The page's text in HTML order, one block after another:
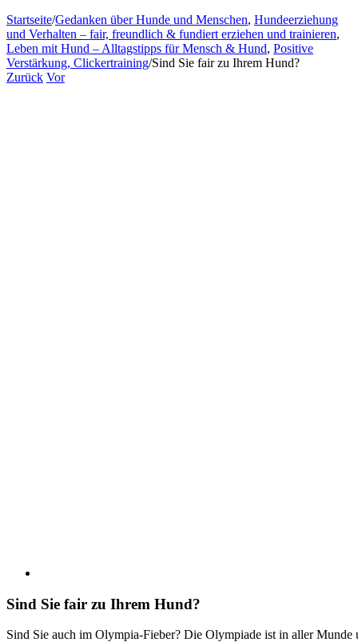
Startseite/Gedanken über Hunde und Menschen, Hundeerziehung
und Verhalten – fair, freundlich & fundiert erziehen und trainieren,
Leben mit Hund – Alltagstipps für Mensch & Hund, Positive
Verstärkung, Clickertraining/Sind Sie fair zu Ihrem Hund?
Zurück Vor
Sind Sie fair zu Ihrem Hund?
Sind Sie auch im Olympia-Fieber? Die Olympiade ist in aller